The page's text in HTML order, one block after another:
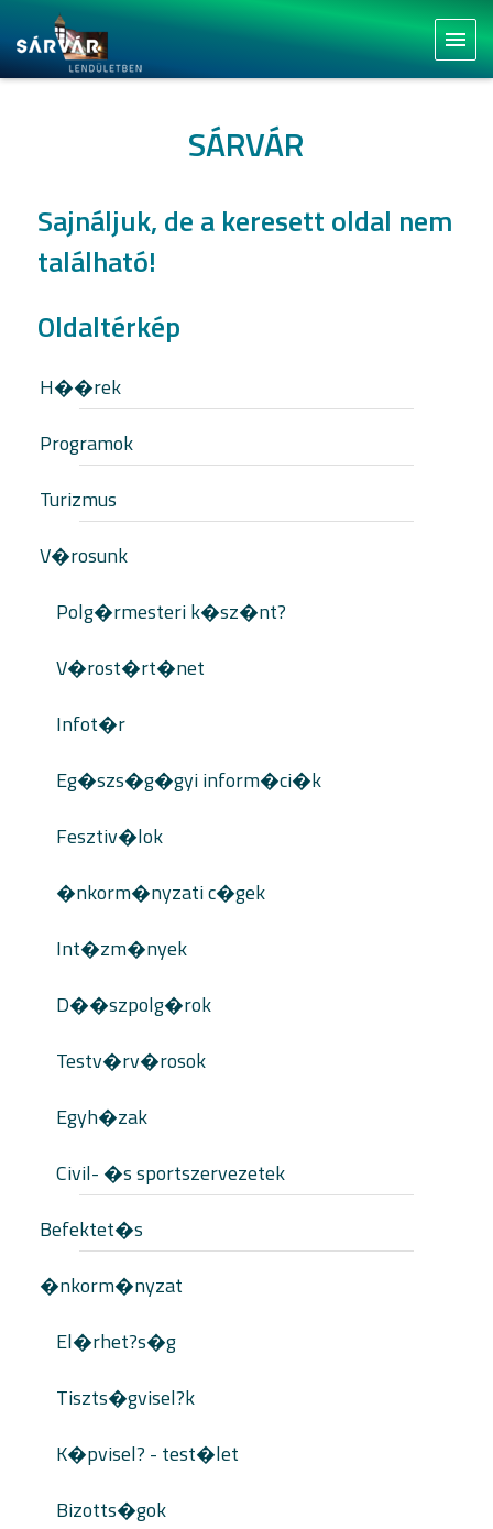
menu
SÁRVÁR
Sajnáljuk, de a keresett oldal nem
található!
Oldaltérkép
H��rek
Programok
Turizmus
V�rosunk
Polg�rmesteri k�sz�nt?
V�rost�rt�net
Infot�r
Eg�szs�g�gyi inform�ci�k
Fesztiv�lok
�nkorm�nyzati c�gek
Int�zm�nyek
D��szpolg�rok
Testv�rv�rosok
Egyh�zak
Civil- �s sportszervezetek
Befektet�s
�nkorm�nyzat
El�rhet?s�g
Tiszts�gvisel?k
K�pvisel? - test�let
Bizotts�gok